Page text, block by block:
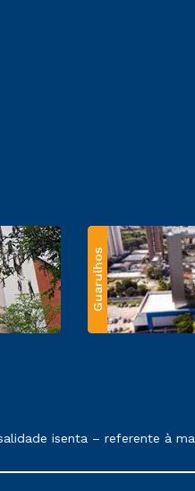
Guarulhos
exposto no contrato
isenta – referente à